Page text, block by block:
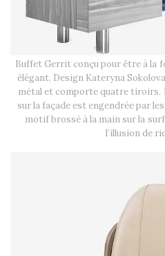
Buffet Gerrit conçu pour être à la
élégant. Design Kateryna
métal et comporte quatre tiroirs.
sur la façade est engendrée par
motif brossé à la main sur la
l’illusion de